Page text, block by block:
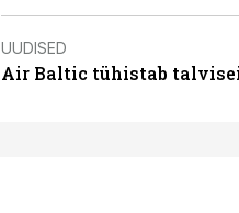
UUDISED
Air Baltic tühistab